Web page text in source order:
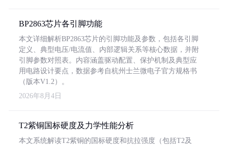
BP2863芯片各引脚功能
本文详细解析BP2863芯片的引脚功能及参数，包括各引脚
定义、典型电压/电流值、内部逻辑关系等核心数据，并附
引脚参数对照表。内容涵盖驱动配置、保护机制及典型应
用电路设计要点，数据参考自杭州士兰微电子官方规格书
（版本V1.2）。
2026年8月4日
T2紫铜国标硬度及力学性能分析
本文系统解读T2紫铜的国标硬度和抗拉强度（包括T2及